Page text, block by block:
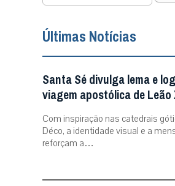
Últimas Notícias
Santa Sé divulga lema e
viagem apostólica de
Com inspiração nas catedrais
Déco, a identidade visual e a
reforçam a…